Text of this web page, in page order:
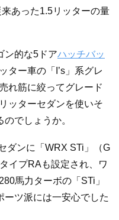
あった1.5リッターの量
ン的な5ドアハッチバッ
ター車の「I’s」系グレ
れ筋に絞ってグレード
ッターセダンを使いそ
でしょうか。
ダンに「WRX STi」（G
イプRAも設定され、ワ
馬力ターボの「STi」
ーツ派には一安心でした